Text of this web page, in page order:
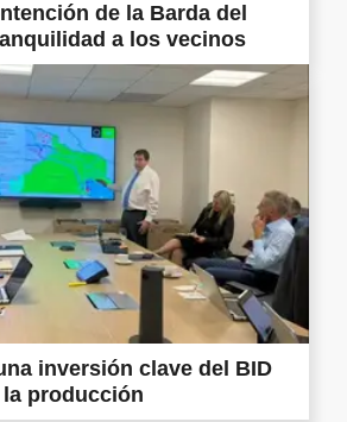
de la Barda del
a los vecinos
inversión clave del BID
producción